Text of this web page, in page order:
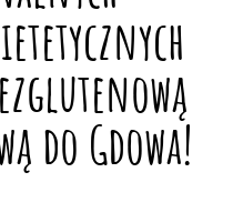
do Gdowa!